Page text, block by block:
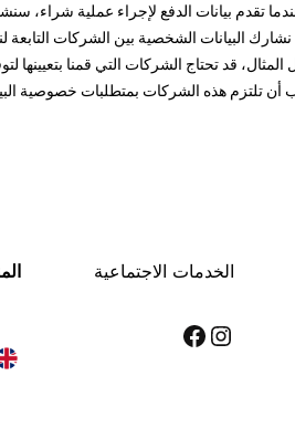
بيانات الدفع لإجراء عملية شراء،
البيانات الشخصية بين الشركات
قد تحتاج الشركات التي قمنا
هذه الشركات بمتطلبات خصوصية
الخدمات الاجتماعية
إنستجرام فيسبوك